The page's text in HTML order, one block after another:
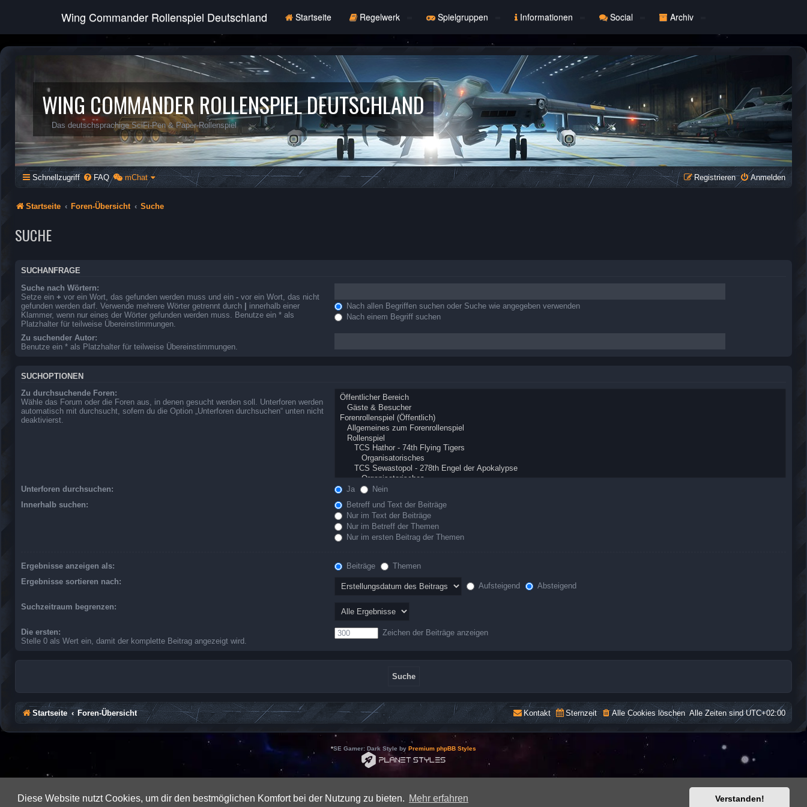
Diese Website nutzt Cookies, um dir den bestmöglichen Komfort bei der Nutzung zu bieten. Mehr erfahren Verstanden!
Wing Commander Rollenspiel Deutschland Startseite Regelwerk Spielgruppen Informationen Social Archiv
WING COMMANDER ROLLENSPIEL DEUTSCHLAND
Das deutschsprachige SciFi-Pen & Paper-Rollenspiel
Schnellzugriff FAQ mChat Anmelden
Registrieren
Startseite Foren-Übersicht Suche
SUCHE
SUCHANFRAGE
Suche nach Wörtern:
Setze ein + vor ein Wort, das gefunden werden muss und ein - vor ein Wort, das nicht
gefunden werden darf. Verwende mehrere Wörter getrennt durch | innerhalb einer
Klammer, wenn nur eines der Wörter gefunden werden muss. Benutze ein * als
Platzhalter für teilweise Übereinstimmungen.
Nach allen Begriffen suchen oder Suche wie angegeben verwenden
Nach einem Begriff suchen
Zu suchender Autor:
Benutze ein * als Platzhalter für teilweise Übereinstimmungen.
SUCHOPTIONEN
Zu durchsuchende Foren:
Wähle das Forum oder die Foren aus, in denen gesucht werden soll. Unterforen werden
automatisch mit durchsucht, sofern du die Option „Unterforen durchsuchen“ unten nicht
deaktivierst.
Unterforen durchsuchen: Ja
Nein
Innerhalb suchen:
Betreff und Text der Beiträge
Nur im Text der Beiträge
Nur im Betreff der Themen
Nur im ersten Beitrag der Themen
Ergebnisse anzeigen als: Beiträge
Themen
Ergebnisse sortieren nach:
Aufsteigend Absteigend
Suchzeitraum begrenzen:
Die ersten:
Stelle 0 als Wert ein, damit der komplette Beitrag angezeigt wird.
Zeichen der Beiträge anzeigen
Startseite Foren-Übersicht Alle Zeiten sindUTC+02:00
Alle Cookies löschen
Sternzeit
Kontakt
*SE Gamer: Dark Style by Premium phpBB Styles
Powered byphpBB® Forum Software © phpBB Limited
Datenschutz|Nutzungsbedingungen